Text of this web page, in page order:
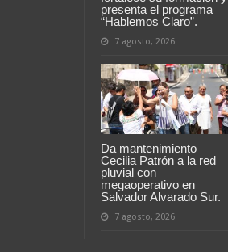
presenta el programa
“Hablemos Claro”.
7 agosto, 2026
Da mantenimiento
Cecilia Patrón a la red
pluvial con
megaoperativo en
Salvador Alvarado Sur.
7 agosto, 2026